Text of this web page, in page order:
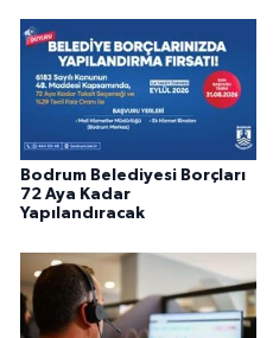
Bodrum Belediyesi Borçları
72 Aya Kadar
Yapılandıracak